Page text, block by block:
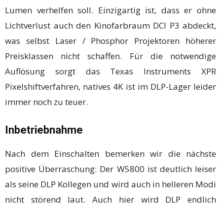
Lumen verhelfen soll. Einzigartig ist, dass er ohne
Lichtverlust auch den Kinofarbraum DCI P3 abdeckt,
was selbst Laser / Phosphor Projektoren höherer
Preisklassen nicht schaffen. Für die notwendige
Auflösung sorgt das Texas Instruments XPR
Pixelshiftverfahren, natives 4K ist im DLP-Lager leider
immer noch zu teuer.
Inbetriebnahme
Nach dem Einschalten bemerken wir die nächste
positive Überraschung: Der W5800 ist deutlich leiser
als seine DLP Kollegen und wird auch in helleren Modi
nicht störend laut. Auch hier wird DLP endlich